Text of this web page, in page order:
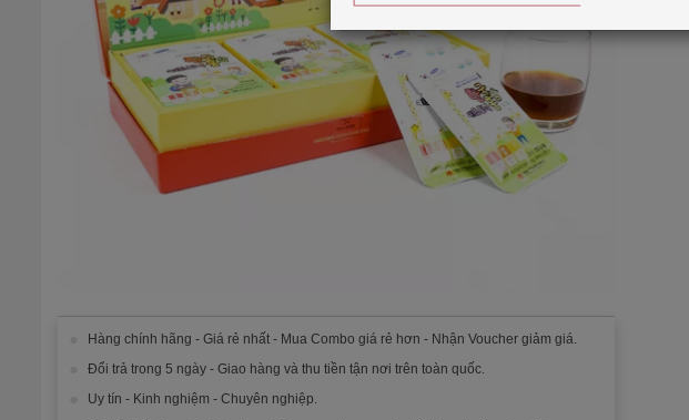
Hàng chính hãng - Giá rẻ nhất - Mua Combo giá rẻ hơn - Nhận Voucher giảm giá.
Đổi trả trong 5 ngày - Giao hàng và thu tiền tận nơi trên toàn quốc.
Uy tín - Kinh nghiệm - Chuyên nghiệp.